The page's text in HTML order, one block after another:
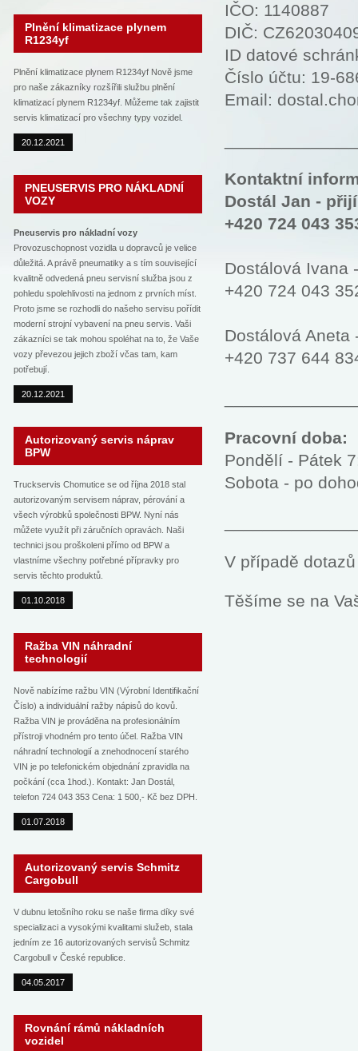
Plnění klimatizace plynem
R1234yf
Plnění klimatizace plynem R1234yf Nově jsme
pro naše zákazníky rozšířili službu plnění
klimatizací plynem R1234yf. Můžeme tak zajistit
servis klimatizací pro všechny typy vozidel.
20.12.2021
PNEUSERVIS PRO NÁKLADNÍ
VOZY
Pneuservis pro nákladní vozy
Provozuschopnost vozidla u dopravců je velice
důležitá. A právě pneumatiky a s tím související
kvalitně odvedená pneu servisní služba jsou z
pohledu spolehlivosti na jednom z prvních míst.
Proto jsme se rozhodli do našeho servisu pořídit
moderní strojní vybavení na pneu servis. Vaši
zákazníci se tak mohou spoléhat na to, že Vaše
vozy převezou jejich zboží včas tam, kam
potřebují.
20.12.2021
Autorizovaný servis náprav
BPW
Truckservis Chomutice se od října 2018 stal
autorizovaným servisem náprav, pérování a
všech výrobků společnosti BPW. Nyní nás
můžete využít při záručních opravách. Naši
technici jsou proškoleni přímo od BPW a
vlastníme všechny potřebné přípravky pro
servis těchto produktů.
01.10.2018
Ražba VIN náhradní
technologií
Nově nabízíme ražbu VIN (Výrobní Identifikační
Číslo) a individuální ražby nápisů do kovů.
Ražba VIN je prováděna na profesionálním
přístroji vhodném pro tento účel. Ražba VIN
náhradní technologií a znehodnocení starého
VIN je po telefonickém objednání zpravidla na
počkání (cca 1hod.). Kontakt: Jan Dostál,
telefon 724 043 353 Cena: 1 500,- Kč bez DPH.
01.07.2018
Autorizovaný servis Schmitz
Cargobull
V dubnu letošního roku se naše firma díky své
specializaci a vysokými kvalitami služeb, stala
jedním ze 16 autorizovaných servisů Schmitz
Cargobull v České republice.
04.05.2017
Rovnání rámů nákladních
vozidel
IČO: 1140887
DIČ:
ID datové
Číslo účtu: 19-
Email:
Kontaktní
Dostál Jan -
+420 724 043
Dostálová Ivana
+420 724 043
Dostálová Aneta
+420 737 644
Pracovní doba:
Pondělí - Pátek
Sobota - po
V případě
Těšíme se na